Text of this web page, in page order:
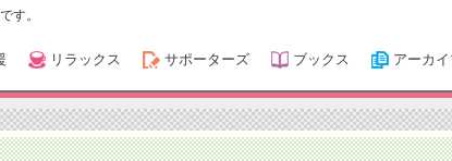
す。
リラックス サポーターズ ブックス アーカ